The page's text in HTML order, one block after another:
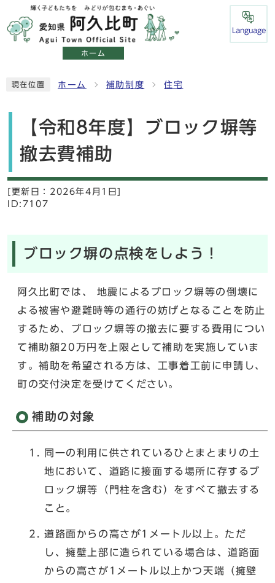
ホーム
Language
現在位置 ホーム 補助制度 住宅
【令和8年度】ブロック塀等
撤去費補助
[更新日： 2026年4月1日]
ID:7107
ブロック塀の点検をしよう！
阿久比町では、 地震によるブロック塀等の倒壊に
よる被害や避難時等の通行の妨げとなることを防止
するため、ブロック塀等の撤去に要する費用につい
て補助額20万円を上限として補助を実施していま
す。補助を希望される方は、工事着工前に申請し、
町の交付決定を受けてください。
補助の対象
同一の利用に供されているひとまとまりの土
地において、道路に接面する場所に存するブ
ロック塀等（門柱を含む）をすべて撤去する
こと。
道路面からの高さが1メートル以上。ただ
し、擁壁上部に造られている場合は、道路面
からの高さが1メートル以上かつ天端（擁壁